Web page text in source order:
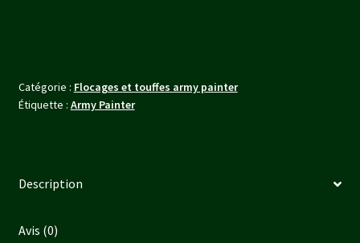
Catégorie : Flocages et touffes army painter
Étiquette : Army Painter
Description
Avis (0)